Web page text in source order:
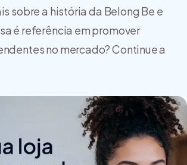
sobre a história da Belong Be e
é referência em promover
no mercado? Continue a